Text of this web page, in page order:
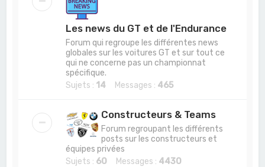
Les news du GT et de l'Endurance
Forum qui regroupe les différentes news
globales sur les voitures GT et sur tout ce
qui ne concerne pas un championnat
spécifique.
Sujets : 14 Messages : 465
Constructeurs & Teams
Forum regroupant les différents
posts sur les constructeurs et
équipes privées
Sujets : 60 Messages : 4430